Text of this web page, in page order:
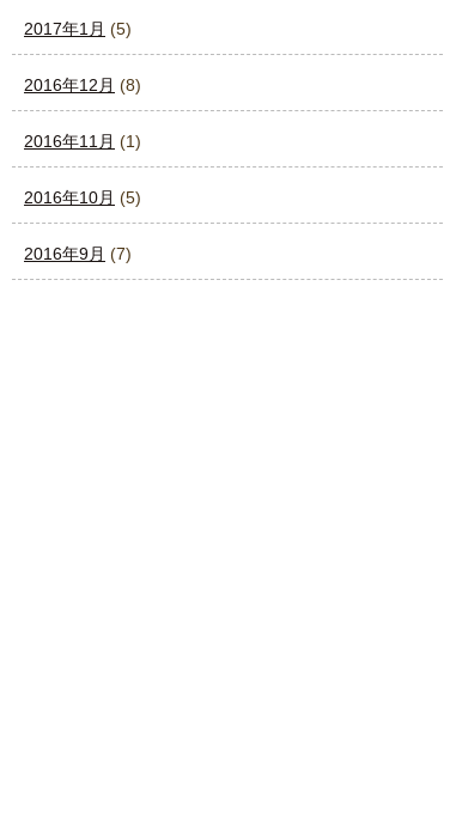
2017年1月 (5)
2016年12月 (8)
2016年11月 (1)
2016年10月 (5)
2016年9月 (7)